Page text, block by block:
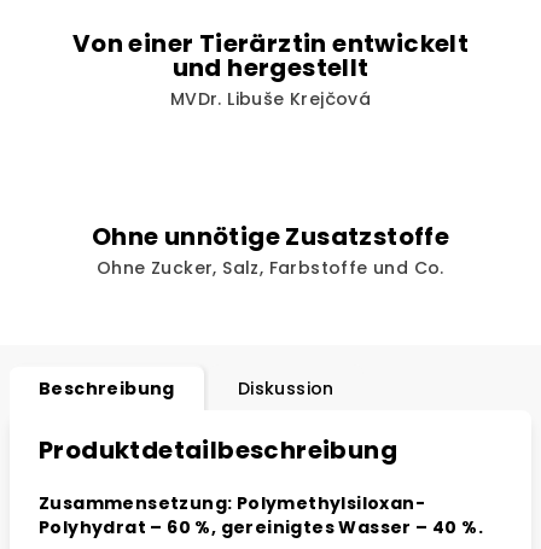
Von einer Tierärztin entwickelt
und hergestellt
MVDr. Libuše Krejčová
Ohne unnötige Zusatzstoffe
Ohne Zucker, Salz, Farbstoffe und Co.
Beschreibung Diskussion
Produktdetailbeschreibung
Zusammensetzung: Polymethylsiloxan-
Polyhydrat – 60 %, gereinigtes Wasser – 40 %.